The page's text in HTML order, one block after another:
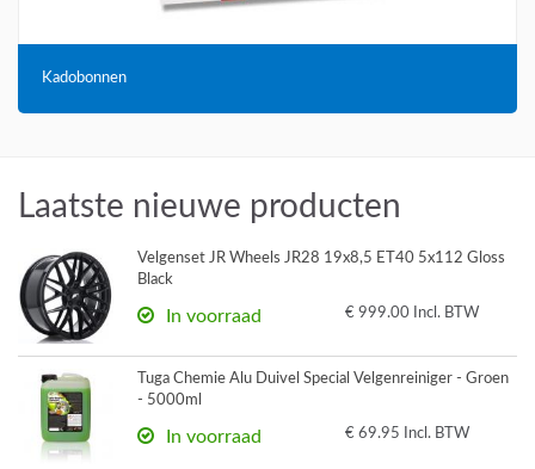
Kadobonnen
Laatste nieuwe producten
Velgenset JR Wheels JR28 19x8,5 ET40 5x112 Gloss
Black
In voorraad € 999.00 Incl. BTW
Tuga Chemie Alu Duivel Special Velgenreiniger - Groen
- 5000ml
In voorraad € 69.95 Incl. BTW